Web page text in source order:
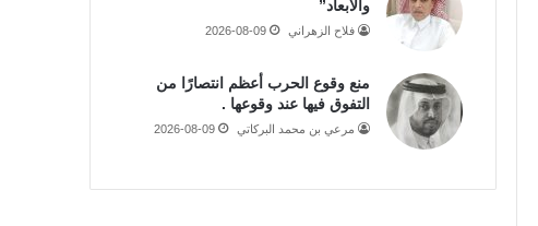
والأبعاد”
فلاح الزهراني 2026-08-09
منع وقوع الحرب أعظم انتصارًا من
التفوق فيها عند وقوعها .
مرعي بن محمد البركاتي 2026-08-09